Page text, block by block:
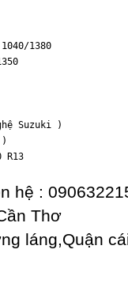
1380
Suzuki )
hệ :
Thơ
láng,Quận